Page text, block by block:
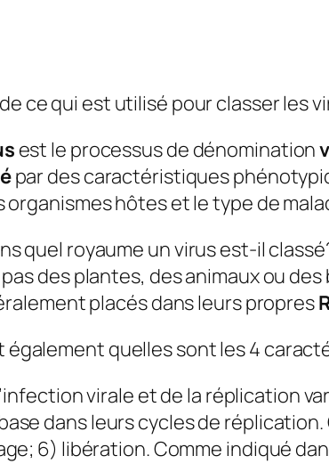
ce qui est utilisé pour classer les
est le processus de dénomination
par des caractéristiques
hôtes et le type de
quel royaume un virus est-il
des plantes, des animaux ou
placés dans leurs propres
également quelles sont les 4
virale et de la réplication
dans leurs cycles de
6) libération. Comme indiqué